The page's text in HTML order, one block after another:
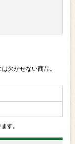
欠かせない商品。
す。